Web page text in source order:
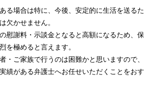
る場合は特に、今後、安定的に生活を送るた
欠かせません。
慰謝料・示談金となると高額になるため、保
を極めると言えます。
・ご家族で行うのは困難かと思いますので、
績がある弁護士へお任せいただくことをおす